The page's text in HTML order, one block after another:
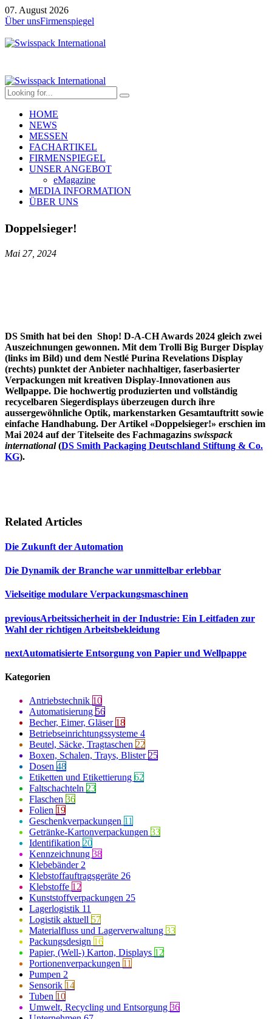
07. August 2026
Über unsFirmenspiegel
HOME
NEWS
MESSEN
FACHARTIKEL
FIRMENSPIEGEL
UNSER ANGEBOT
eMagazine
MEDIA INFORMATION
ÜBER UNS
Doppelsieger!
Mai 27, 2024
DS Smith hat bei den Shop! D-A-CH Awards 2024 gleich zwei
Auszeichnungen gewonnen. Mit dem Trolli Big Burger Display
(links im Bild) und dem Nestlé Purina Revelations Display
(rechts) punktet der Anbieter nachhaltiger, faserbasierter
Verpackungen mit kreativen Display-Innovationen aus
Wellpappe. Die hochwertig produzierten und vollständig
recycelbaren Siegerdisplays überzeugen durch ihre
aussergewöhnliche Optik, markenstarken Gesamtauftritt sowie
einfache Handhabung. Der Artikel «Doppelsieger!» erschien im
Mai 2024 auf der Titelseite des Fachmagazins swisspack
international(DS Smith Packaging Deutschland Stiftung & Co.
KG).
Related Articles
Die Zukunft der Automation
Die Dynamik der Branche war unmittelbar erlebbar
Vielseitige modulare Verpackungsmaschinen
previousArbeitssicherheit in der Industrie: Ein Leitfaden zur
Wahl der richtigen Arbeitsbekleidung
nextAutomatisierte Entsorgung von Papier und Wellpappe
Kategorien
Antriebstechnik 10
Automatisierung 56
Becher, Eimer, Gläser 18
Betriebseinrichtungssysteme 4
Beutel, Säcke, Tragtaschen 22
Boxen, Schalen, Trays, Blister 25
Dosen 48
Etiketten und Etikettierung 62
Faltschachteln 23
Flaschen 36
Folien 19
Geschenkverpackungen 11
Getränke-Kartonverpackungen 33
Identifikation 20
Kennzeichnung 38
Klebebänder 2
Klebstoffauftragsgeräte 26
Klebstoffe 12
Kunststoffverpackungen 25
Lagerlogistik 11
Logistik aktuell 57
Materialfluss und Lagerverwaltung 33
Packungsdesign 16
Papier, (Well-) Karton, Displays 12
Portionenverpackungen 11
Pumpen 2
Sensorik 14
Tuben 10
Umwelt, Recycling und Entsorgung 36